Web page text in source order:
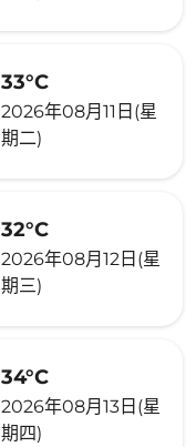
33°C
2026年08月11日(星
期二)
32°C
2026年08月12日(星
期三)
34°C
2026年08月13日(星
期四)